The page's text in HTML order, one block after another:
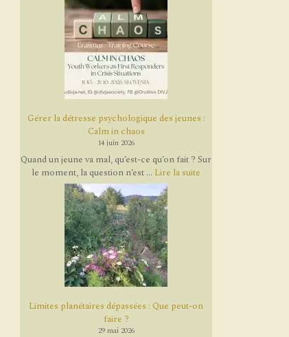
Gérer la détresse psychologique des jeunes :
Calm in chaos
14 juin 2026
Quand un jeune va mal, qu’est-ce qu’on fait ? Sur
le moment, la question n’est ... Lire la suite
Limites planétaires dépassées : Que peut-on
faire ?
29 mai 2026